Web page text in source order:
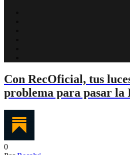
Con RecOficial, tus
problema para pasar la
0